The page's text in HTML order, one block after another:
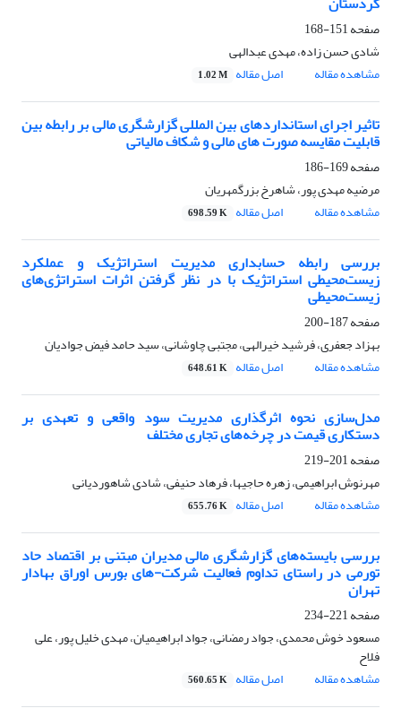
صفحه151-168
شادی حسن زاده، مهدی عبدالهی
مشاهده مقاله
اصل مقاله 1.02 M
تاثیر اجرای استانداردهای بین المللی گزارشگری مالی بر رابطه بین
قابلیت مقایسه صورت های مالی و شکاف مالیاتی
صفحه169-186
مرضیه مهدی پور، شاهرخ بزرگمهریان
مشاهده مقاله
اصل مقاله 698.59 K
بررسی رابطه حسابداری مدیریت استراتژیک و عملکرد
زیست‌محیطی استراتژیک با در نظر گرفتن اثرات استراتژی‌های
زیست‌محیطی
صفحه187-200
بهزاد جعفری، فرشید خیرالهی، مجتبی چاوشانی، سید حامد فیض جوادیان
مشاهده مقاله
اصل مقاله 648.61 K
مدل‌سازی نحوه اثرگذاری مدیریت سود واقعی و تعهدی بر
دستکاری قیمت در چرخه‌های تجاری مختلف
صفحه201-219
مهرنوش ابراهیمی، زهره حاجیها، فرهاد حنیفی، شادی شاهوردیانی
مشاهده مقاله
اصل مقاله 655.76 K
بررسی بایسته‌های گزارشگری مالی مدیران مبتنی بر اقتصاد حاد
تورمی در راستای تداوم فعالیت شرکت-های بورس اوراق بهادار
تهران
صفحه221-234
مسعود خوش محمدی، جواد رمضانی، جواد ابراهیمیان، مهدی خلیل پور، علی
فلاح
مشاهده مقاله
اصل مقاله 560.65 K